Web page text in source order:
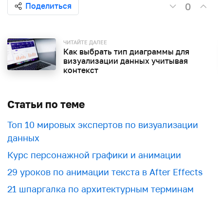
Поделиться 0
ЧИТАЙТЕ ДАЛЕЕ
Как выбрать тип диаграммы для
визуализации данных учитывая
контекст
Статьи по теме
Топ 10 мировых экспертов по визуализации
данных
Курс персонажной графики и анимации
29 уроков по анимации текста в After Effects
21 шпаргалка по архитектурным терминам